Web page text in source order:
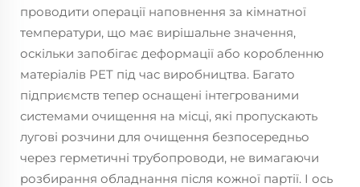
проводити операції наповнення за кімнатної
температури, що має вирішальне значення,
оскільки запобігає деформації або коробленню
матеріалів PET під час виробництва. Багато
підприємств тепер оснащені інтегрованими
системами очищення на місці, які пропускають
лугові розчини для очищення безпосередньо
через герметичні трубопроводи, не вимагаючи
розбирання обладнання після кожної партії. І ось